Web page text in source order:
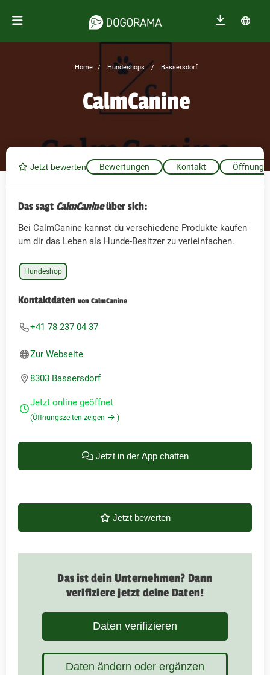
Home Hundeshops Bassersdorf
CalmCanine
Jetzt bewerten Bewertungen Kontakt
Das sagt CalmCanineüber sich:
Bei CalmCanine kannst du verschiedene Produkte kaufen
um dir das Leben als Hunde-Besitzer zu verieinfachen.
Hundeshop
Kontaktdaten von CalmCanine
+41 78 237 04 37
Zur Webseite
8303 Bassersdorf
Jetzt online geöffnet
(Öffnungszeiten zeigen )
Jetzt in der App chatten
Jetzt bewerten
Das ist dein Unternehmen? Dann
verifiziere jetzt deine Daten!
Daten verifizieren
Daten ändern oder ergänzen